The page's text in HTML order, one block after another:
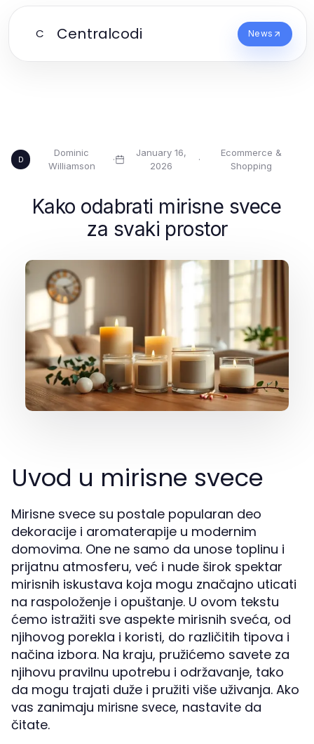
C Centralcodi News
D
Dominic
Williamson
·
January 16,
2026
·
Ecommerce &
Shopping
Kako odabrati mirisne svece
za svaki prostor
Uvod u mirisne svece
Mirisne svece su postale popularan deo
dekoracije i aromaterapije u modernim
domovima. One ne samo da unose toplinu i
prijatnu atmosferu, već i nude širok spektar
mirisnih iskustava koja mogu značajno uticati
na raspoloženje i opuštanje. U ovom tekstu
ćemo istražiti sve aspekte mirisnih sveća, od
njihovog porekla i koristi, do različitih tipova i
načina izbora. Na kraju, pružićemo savete za
njihovu pravilnu upotrebu i održavanje, tako
da mogu trajati duže i pružiti više uživanja. Ako
vas zanimaju mirisne svece, nastavite da
čitate.